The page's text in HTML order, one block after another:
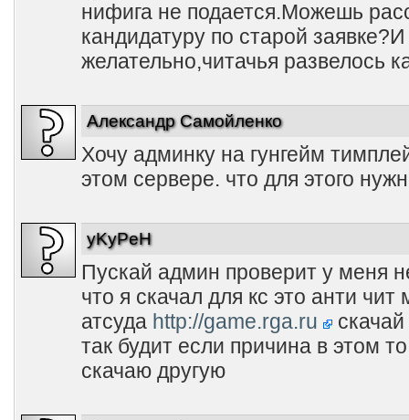
нифига не подается.Можешь
кандидатуру по старой
желательно,читачья развелось
Александр Самойленко
Хочу админку на гунгейм
этом сервере. что для этого
yKyPeH
Пускай админ проверит у меня
что я скачал для кс это анти чит
атсуда http://game.rga.ru
так будит если причина в этом
скачаю другую